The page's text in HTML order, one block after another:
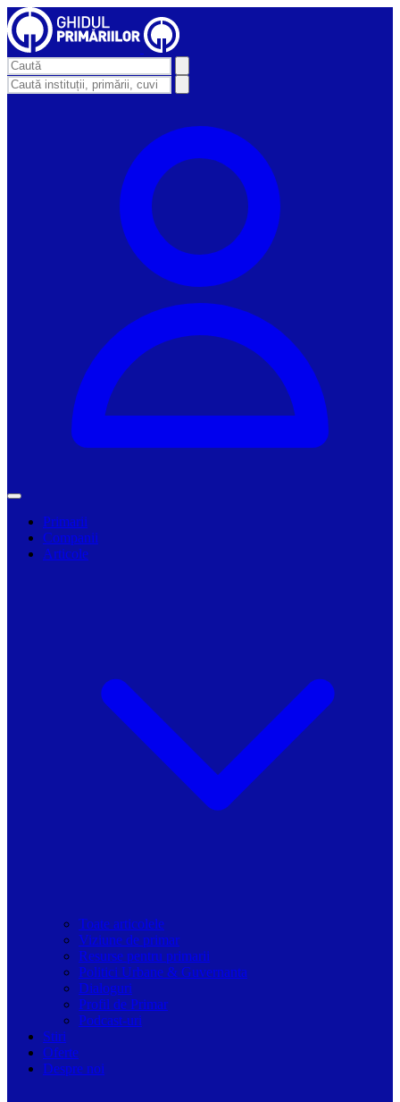
Primarii
Companii
Articole
Toate articolele
Viziune de primar
Resurse pentru primarii
Politici Urbane & Guvernanta
Dialoguri
Profil de Primar
Podcast-uri
Stiri
Oferte
Despre noi